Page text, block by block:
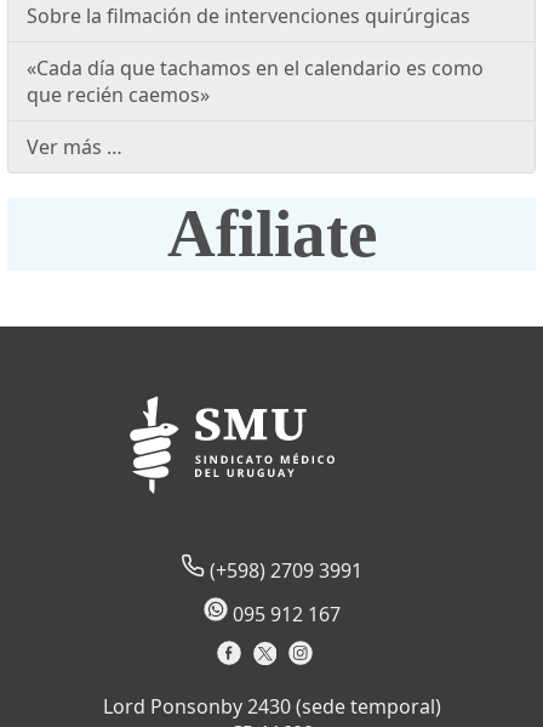
Sobre la filmación de intervenciones quirúrgicas
«Cada día que tachamos en el calendario es como
que recién caemos»
Ver más …
Afiliate
(+598) 2709 3991
095 912 167
Lord Ponsonby 2430 (sede temporal)